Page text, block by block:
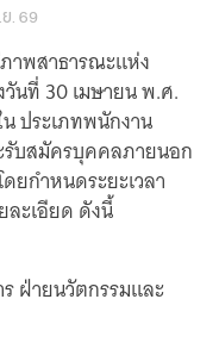
คุณ
PBS
. 69
าพสาธารณะแห่ง
นที่ 30 เมษายน พ.ศ.
ประเภทพนักงาน
บสมัครบุคคลภายนอก
กำหนดระยะเวลา
ละเอียด ดังนี้
ฝ่ายนวัตกรรมและ